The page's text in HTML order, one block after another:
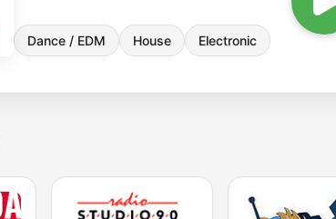
Dance / EDM House Electronic